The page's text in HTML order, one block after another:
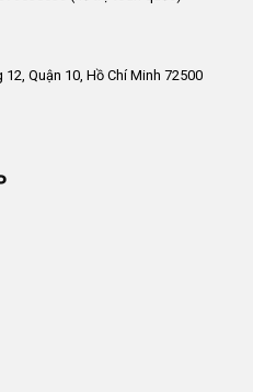
Quận 10, Hồ Chí Minh 72500